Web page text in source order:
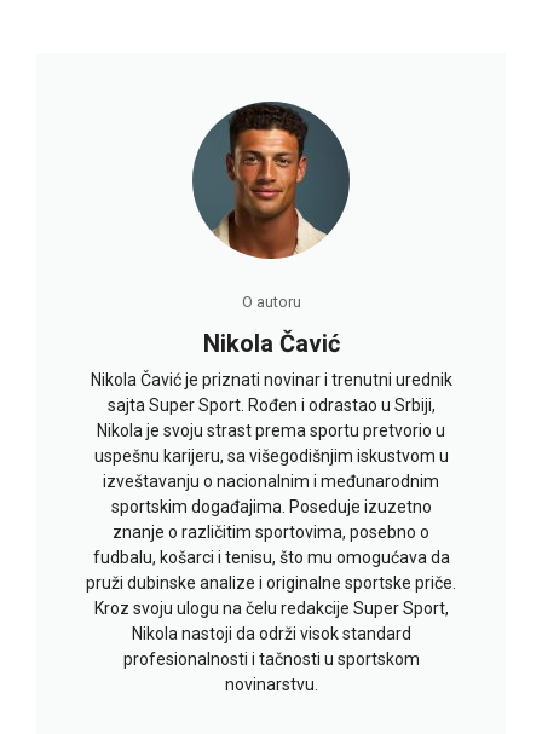
O autoru
Nikola Čavić
Nikola Čavić je priznati novinar i trenutni urednik
sajta Super Sport. Rođen i odrastao u Srbiji,
Nikola je svoju strast prema sportu pretvorio u
uspešnu karijeru, sa višegodišnjim iskustvom u
izveštavanju o nacionalnim i međunarodnim
sportskim događajima. Poseduje izuzetno
znanje o različitim sportovima, posebno o
fudbalu, košarci i tenisu, što mu omogućava da
pruži dubinske analize i originalne sportske priče.
Kroz svoju ulogu na čelu redakcije Super Sport,
Nikola nastoji da održi visok standard
profesionalnosti i tačnosti u sportskom
novinarstvu.